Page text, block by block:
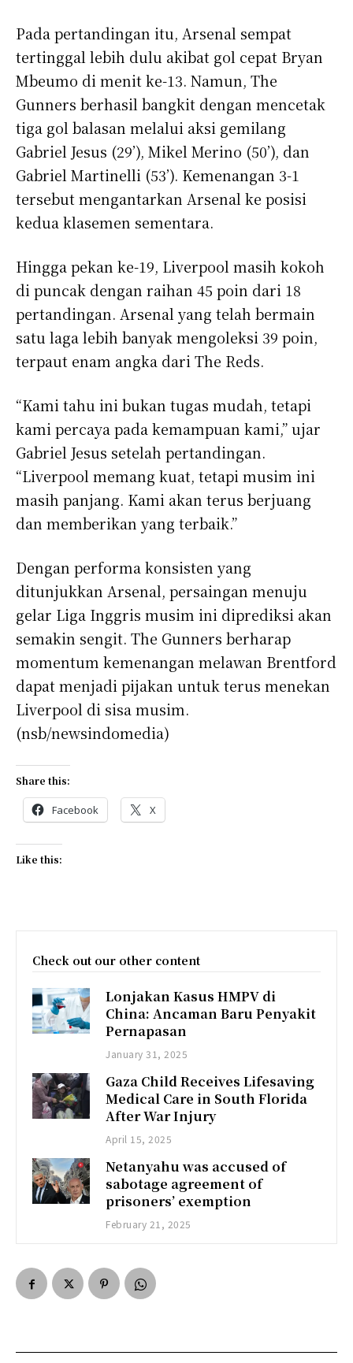
Pada pertandingan itu, Arsenal sempat
tertinggal lebih dulu akibat gol cepat Bryan
Mbeumo di menit ke-13. Namun, The
Gunners berhasil bangkit dengan mencetak
tiga gol balasan melalui aksi gemilang
Gabriel Jesus (29’), Mikel Merino (50’), dan
Gabriel Martinelli (53’). Kemenangan 3-1
tersebut mengantarkan Arsenal ke posisi
kedua klasemen sementara.
Hingga pekan ke-19, Liverpool masih kokoh
di puncak dengan raihan 45 poin dari 18
pertandingan. Arsenal yang telah bermain
satu laga lebih banyak mengoleksi 39 poin,
terpaut enam angka dari The Reds.
“Kami tahu ini bukan tugas mudah, tetapi
kami percaya pada kemampuan kami,” ujar
Gabriel Jesus setelah pertandingan.
“Liverpool memang kuat, tetapi musim ini
masih panjang. Kami akan terus berjuang
dan memberikan yang terbaik.”
Dengan performa konsisten yang
ditunjukkan Arsenal, persaingan menuju
gelar Liga Inggris musim ini diprediksi akan
semakin sengit. The Gunners berharap
momentum kemenangan melawan Brentford
dapat menjadi pijakan untuk terus menekan
Liverpool di sisa musim.
(nsb/newsindomedia)
Share this:
Facebook X
Like this:
Check out our other content
Lonjakan Kasus HMPV di
China: Ancaman Baru Penyakit
Pernapasan
January 31, 2025
Gaza Child Receives Lifesaving
Medical Care in South Florida
After War Injury
April 15, 2025
Netanyahu was accused of
sabotage agreement of
prisoners’ exemption
February 21, 2025